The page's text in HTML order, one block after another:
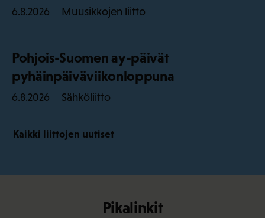
6.8.2026 Muusikkojen liitto
Pohjois-Suomen ay-päivät
pyhäinpäiväviikonloppuna
6.8.2026 Sähköliitto
Kaikki liittojen uutiset
Pikalinkit